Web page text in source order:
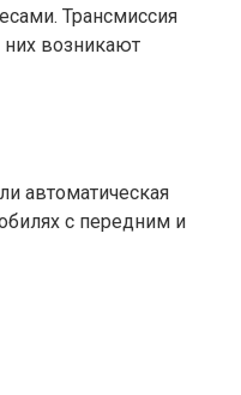
Трансмиссия
них возникают
автоматическая
с передним и